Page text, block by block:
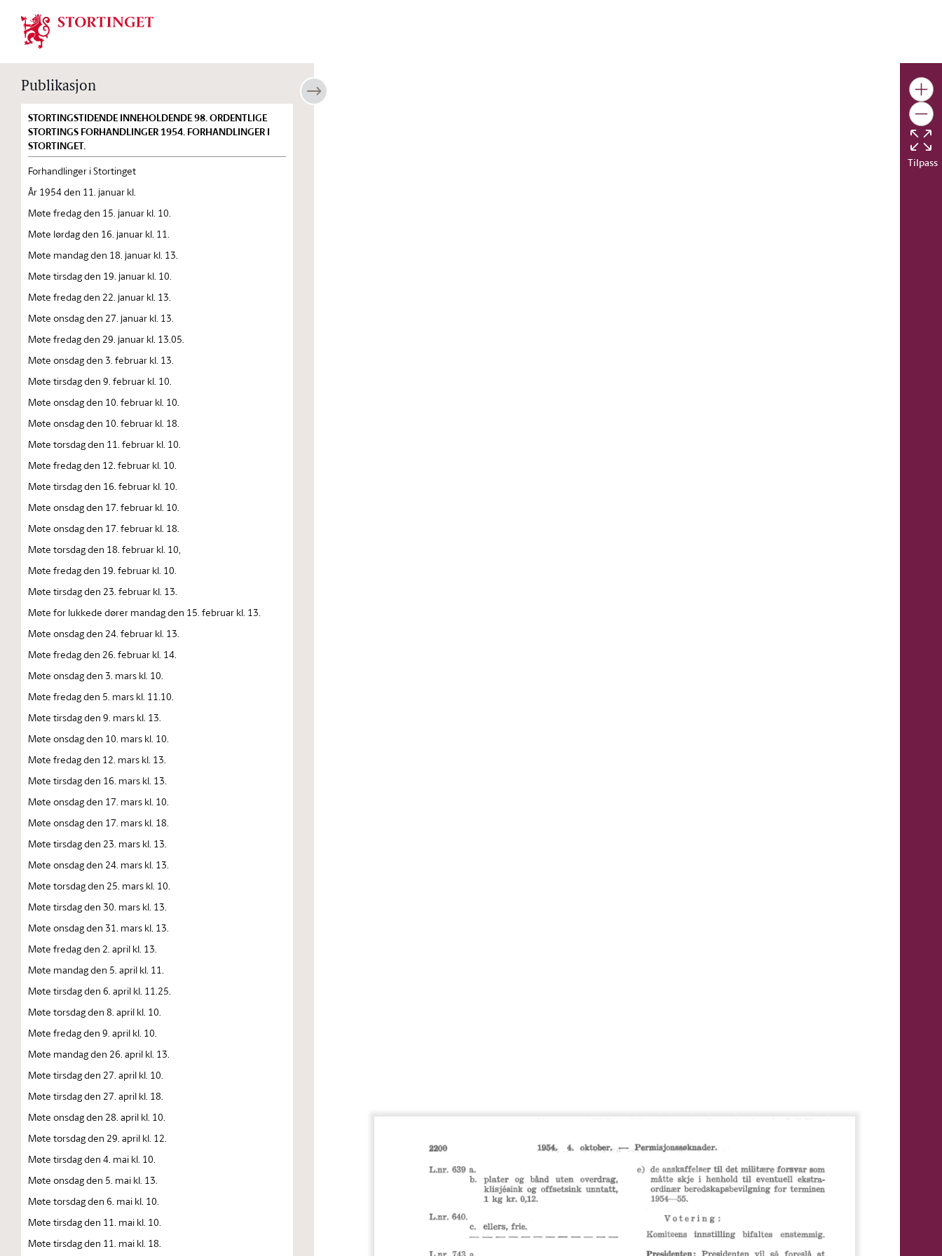
Stortinget.no
Publikasjon
STORTINGSTIDENDE INNEHOLDENDE 98. ORDENTLIGE
STORTINGS FORHANDLINGER 1954. FORHANDLINGER I
STORTINGET.
Forhandlinger i Stortinget
År 1954 den 11. januar kl.
Møte fredag den 15. januar kl. 10.
Møte lørdag den 16. januar kl. 11.
Møte mandag den 18. januar kl. 13.
Møte tirsdag den 19. januar kl. 10.
Møte fredag den 22. januar kl. 13.
Møte onsdag den 27. januar kl. 13.
Møte fredag den 29. januar kl. 13.05.
Møte onsdag den 3. februar kl. 13.
Møte tirsdag den 9. februar kl. 10.
Møte onsdag den 10. februar kl. 10.
Møte onsdag den 10. februar kl. 18.
Møte torsdag den 11. februar kl. 10.
Møte fredag den 12. februar kl. 10.
Møte tirsdag den 16. februar kl. 10.
Møte onsdag den 17. februar kl. 10.
Møte onsdag den 17. februar kl. 18.
Møte torsdag den 18. februar kl. 10,
Møte fredag den 19. februar kl. 10.
Møte tirsdag den 23. februar kl. 13.
Møte for lukkede dører mandag den 15. februar kl. 13.
Møte onsdag den 24. februar kl. 13.
Møte fredag den 26. februar kl. 14.
Møte onsdag den 3. mars kl. 10.
Møte fredag den 5. mars kl. 11.10.
Møte tirsdag den 9. mars kl. 13.
Møte onsdag den 10. mars kl. 10.
Møte fredag den 12. mars kl. 13.
Møte tirsdag den 16. mars kl. 13.
Møte onsdag den 17. mars kl. 10.
Møte onsdag den 17. mars kl. 18.
Møte tirsdag den 23. mars kl. 13.
Møte onsdag den 24. mars kl. 13.
Møte torsdag den 25. mars kl. 10.
Møte tirsdag den 30. mars kl. 13.
Møte onsdag den 31. mars kl. 13.
Møte fredag den 2. april kl. 13.
Møte mandag den 5. april kl. 11.
Møte tirsdag den 6. april kl. 11.25.
Møte torsdag den 8. april kl. 10.
Møte fredag den 9. april kl. 10.
Møte mandag den 26. april kl. 13.
Møte tirsdag den 27. april kl. 10.
Møte tirsdag den 27. april kl. 18.
Møte onsdag den 28. april kl. 10.
Møte torsdag den 29. april kl. 12.
Møte tirsdag den 4. mai kl. 10.
Møte onsdag den 5. mai kl. 13.
Møte torsdag den 6. mai kl. 10.
Møte tirsdag den 11. mai kl. 10.
Møte tirsdag den 11. mai kl. 18.